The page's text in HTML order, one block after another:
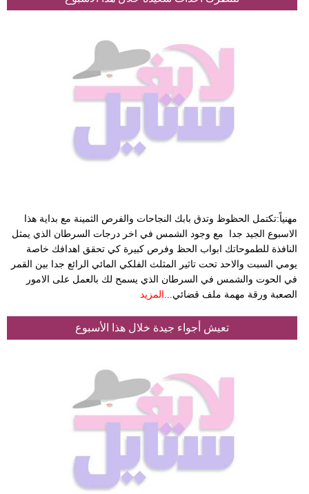
مهنياً:تكتمل الحظوظ وتدق بابك النجاحات والفرص الثمينة مع بداية هذا
الاسبوع الجيد جدا مع وجود الشمس في اخر درجات السرطان الذي يمثل
النافذة للطموحاتك ابواب الحظ وفرص كبيرة كي تحقق اهدافك خاصة
يومي السبت والاحد تحت تاثير المثلث الفلكي المائي الرائع جدا بين القمر
في الحوت والشمس في السرطان الذي يسمح لك بالعمل على الامور
الصعبة ورقة مهمة ملف قضائي...
المزيد
تعيش أجواء جيدة خلال هذا الأسبوع